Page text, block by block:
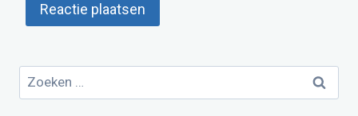
Zoeken
naar: